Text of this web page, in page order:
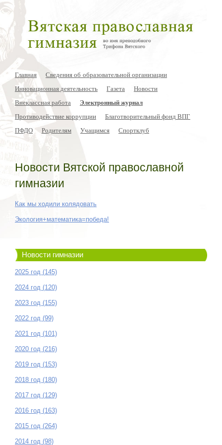
Главная
Сведения об образовательной организации
Инновационная деятельность
Газета
Новости
Внеклассная работа
Электронный журнал
Противодействие коррупции
Благотворительный фонд ВПГ
ПФДО
Родителям Учащимся Спортклуб
Новости Вятской православной
гимназии
Как мы ходили колядовать
Экология+математика=победа!
Новости гимназии
2025 год (145)
2024 год (120)
2023 год (155)
2022 год (99)
2021 год (101)
2020 год (216)
2019 год (153)
2018 год (180)
2017 год (129)
2016 год (163)
2015 год (264)
2014 год (98)